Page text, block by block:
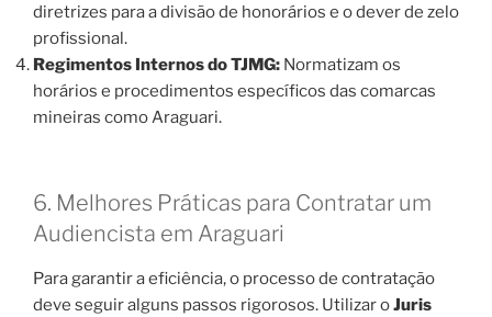
diretrizes para a divisão de honorários e o dever de zelo
profissional.
Regimentos Internos do TJMG: Normatizam os
horários e procedimentos específicos das comarcas
mineiras como Araguari.
6. Melhores Práticas para Contratar um
Audiencista em Araguari
Para garantir a eficiência, o processo de contratação
deve seguir alguns passos rigorosos. Utilizar oJuris